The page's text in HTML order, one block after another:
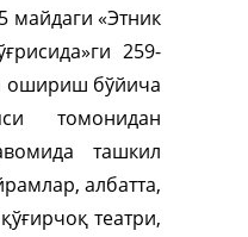
майдаги «Этник
259-
ошириш бўйича
томонидан
ташкил
албатта,
театри,